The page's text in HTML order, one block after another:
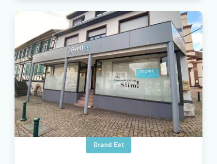
Grand Est